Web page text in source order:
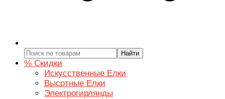
Найти
% Скидки
Искусственные Елки
Высотные Елки
Электрогирлянды